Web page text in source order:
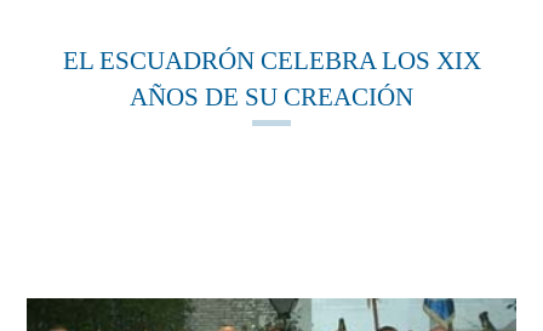
EL ESCUADRÓN CELEBRA LOS XIX
AÑOS DE SU CREACIÓN